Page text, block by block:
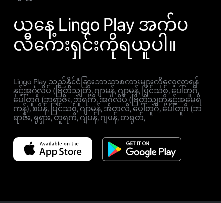
ယနေ့ Lingo Play အက်ပ
လီကေးရှင်းကိုရယူပါ။
Lingo Play သည်နိုင်ငံခြားဘာသာစကားများကိုလေ့လာရန်
နှင့်အင်္ဂလိပ် (ဗြိတိသျှတို့, ဂျာမန်, ဂျာမန်, ပြင်သစ်, ပေါ်တူဂီ,
ပေါ်တူဂီ (ဘရာဇီး, တူရကီ, အင်္ဂလိပ် (ဗြိတိသျှတို့နှင့်အမေရိ
ကန်), စပိန်, ပြင်သစ်, ဂျာမန်, အီတလီ, ပေါ်တူဂီ, ပေါ်တူဂီ (ဘ
ရာဇီး, ရုရှား, တူရကီ, ဂျပန်, ဂျပန်, တရုတ်,